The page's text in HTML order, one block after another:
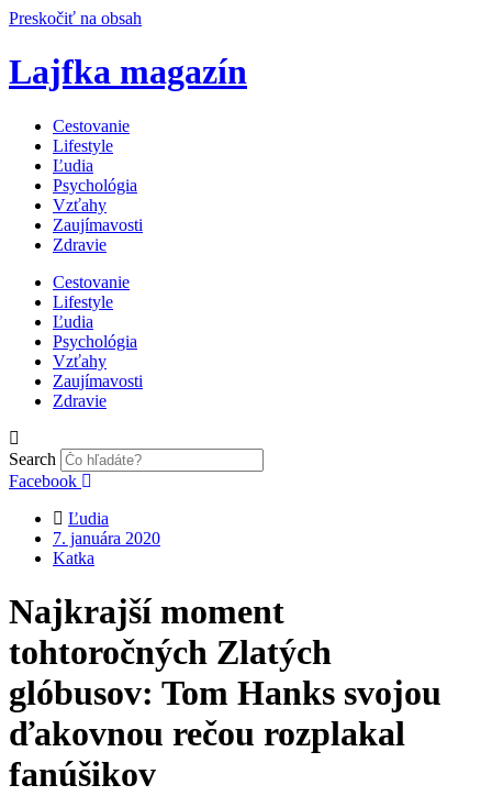
Preskočiť na obsah
Lajfka magazín
Cestovanie
Lifestyle
Ľudia
Psychológia
Vzťahy
Zaujímavosti
Zdravie
Cestovanie
Lifestyle
Ľudia
Psychológia
Vzťahy
Zaujímavosti
Zdravie
Search
Facebook
Ľudia
7. januára 2020
Katka
Najkrajší moment
tohtoročných Zlatých
glóbusov: Tom Hanks svojou
ďakovnou rečou rozplakal
fanúšikov